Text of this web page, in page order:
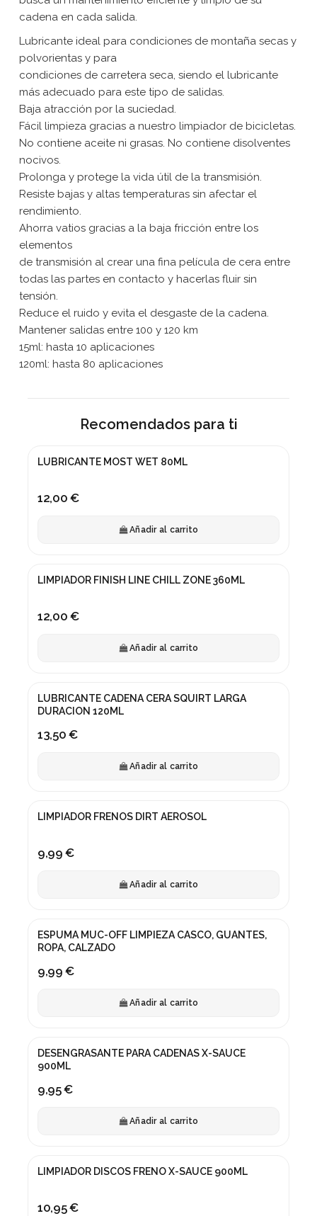
cadena en cada salida.
Lubricante ideal para condiciones de montaña secas y
polvorientas y para
condiciones de carretera seca, siendo el lubricante
más adecuado para este tipo de salidas.
Baja atracción por la suciedad.
Fácil limpieza gracias a nuestro limpiador de bicicletas.
No contiene aceite ni grasas. No contiene disolventes
nocivos.
Prolonga y protege la vida útil de la transmisión.
Resiste bajas y altas temperaturas sin afectar el
rendimiento.
Ahorra vatios gracias a la baja fricción entre los
elementos
de transmisión al crear una fina película de cera entre
todas las partes en contacto y hacerlas fluir sin
tensión.
Reduce el ruido y evita el desgaste de la cadena.
Mantener salidas entre 100 y 120 km
15ml: hasta 10 aplicaciones
120ml: hasta 80 aplicaciones
Recomendados para ti
LUBRICANTE MOST WET 80ML
12,00 €
Añadir al carrito
LIMPIADOR FINISH LINE CHILL ZONE 360ML
12,00 €
Añadir al carrito
LUBRICANTE CADENA CERA SQUIRT LARGA
DURACION 120ML
13,50 €
Añadir al carrito
LIMPIADOR FRENOS DIRT AEROSOL
9,99 €
Añadir al carrito
ESPUMA MUC-OFF LIMPIEZA CASCO, GUANTES,
ROPA, CALZADO
9,99 €
Añadir al carrito
DESENGRASANTE PARA CADENAS X-SAUCE
900ML
9,95 €
Añadir al carrito
LIMPIADOR DISCOS FRENO X-SAUCE 900ML
10,95 €